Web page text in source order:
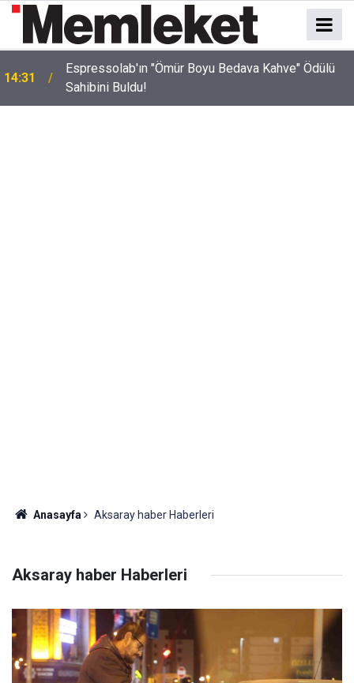
14:31
Espressolab'ın "Ömür Boyu Bedava Kahve" Ödülü
Sahibini Buldu!
Anasayfa Aksaray haber Haberleri
Aksaray haber Haberleri